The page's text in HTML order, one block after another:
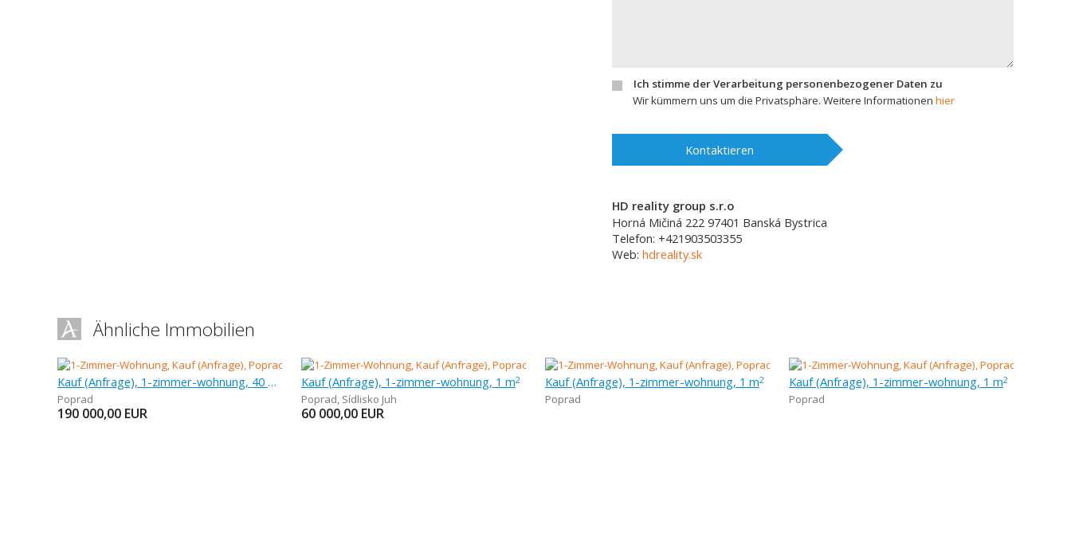
Ich stimme der Verarbeitung personenbezogener Daten zu
Wir kümmern uns um die Privatsphäre. Weitere Informationen hier
Kontaktieren
HD reality group s.r.o
Horná Mičiná 222 97401 Banská Bystrica
Telefon: +421903503355
Web: hdreality.sk
Ähnliche Immobilien
Kauf (Anfrage), 1-zimmer-wohnung, 40 m
Poprad
190 000,00 EUR
Kauf (Anfrage), 1-zimmer-wohnung, 1 m2
Poprad, Sídlisko Juh
60 000,00 EUR
Kauf (Anfrage), 1-zimmer-wohnung, 1 m2
Poprad
Kauf (Anfrage), 1-zimmer-wohnung, 1 m2
Poprad